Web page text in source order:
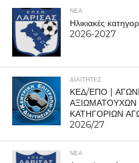
ΝΕΑ
Ηλικιακές
2026-2027
ΔΙΑΙΤΗΤΕΣ
ΚΕΔ/ΕΠΟ |
ΑΞΙΩΜΑΤΟΥΧΩΝ
ΚΑΤΗΓΟΡΙΩΝ
2026/27
ΝΕΑ